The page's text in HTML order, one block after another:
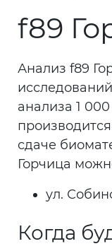
f89
Анализ f89
анализа 1
сдаче
Горчица
ул.
Когда